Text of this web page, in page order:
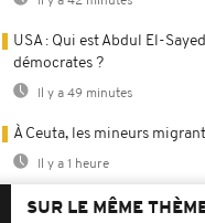
USA : Qui est Abdul El-
démocrates ?
Il y a 49 minutes
À Ceuta, les mineurs
Il y a 1 heure
SUR LE MÊME